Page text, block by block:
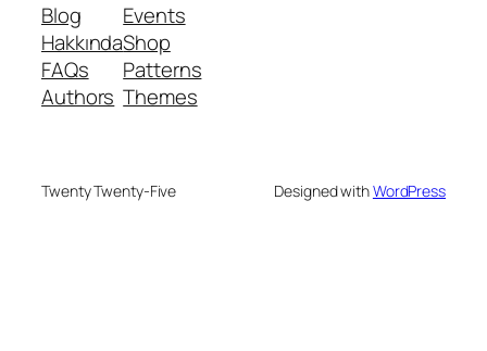
Blog
Hakkında
FAQs
Authors
Events
Shop
Patterns
Themes
Twenty Twenty-Five Designed withWordPress